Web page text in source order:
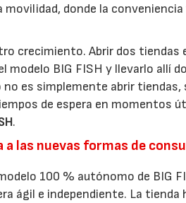
donde la
crecimiento. Abrir dos tiendas
modelo BIG FISH y llevarlo allí
es simplemente abrir
de espera en momentos
.
las nuevas formas de
100 % autónomo de BIG
ágil e independiente. La tienda